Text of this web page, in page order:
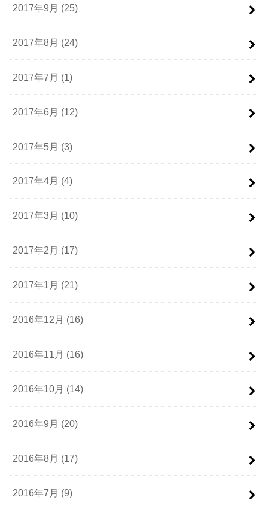
2017年9月 (25)
2017年8月 (24)
2017年7月 (1)
2017年6月 (12)
2017年5月 (3)
2017年4月 (4)
2017年3月 (10)
2017年2月 (17)
2017年1月 (21)
2016年12月 (16)
2016年11月 (16)
2016年10月 (14)
2016年9月 (20)
2016年8月 (17)
2016年7月 (9)